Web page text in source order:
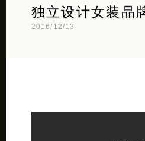
独立设计女装品
2016/12/13